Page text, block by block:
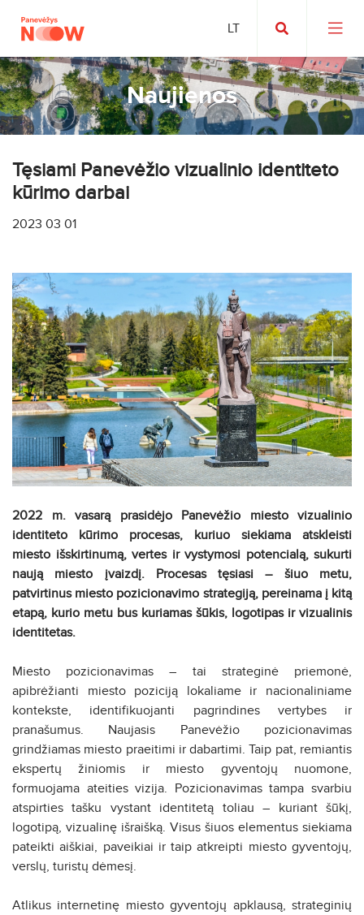
Naujienos
Tęsiami Panevėžio vizualinio identiteto
kūrimo darbai
2023 03 01
2022 m. vasarą prasidėjo Panevėžio miesto vizualinio
identiteto kūrimo procesas, kuriuo siekiama atskleisti
miesto išskirtinumą, vertes ir vystymosi potencialą, sukurti
naują miesto įvaizdį. Procesas tęsiasi – šiuo metu,
patvirtinus miesto pozicionavimo strategiją, pereinama į kitą
etapą, kurio metu bus kuriamas šūkis, logotipas ir vizualinis
identitetas.
Miesto pozicionavimas – tai strateginė priemonė,
apibrėžianti miesto poziciją lokaliame ir nacionaliniame
kontekste, identifikuojanti pagrindines vertybes ir
pranašumus. Naujasis Panevėžio pozicionavimas
grindžiamas miesto praeitimi ir dabartimi. Taip pat, remiantis
ekspertų žiniomis ir miesto gyventojų nuomone,
formuojama ateities vizija. Pozicionavimas tampa svarbiu
atspirties tašku vystant identitetą toliau – kuriant šūkį,
logotipą, vizualinę išraišką. Visus šiuos elementus siekiama
pateikti aiškiai, paveikiai ir taip atkreipti miesto gyventojų,
verslų, turistų dėmesį.
Atlikus internetinę miesto gyventojų apklausą, strateginių